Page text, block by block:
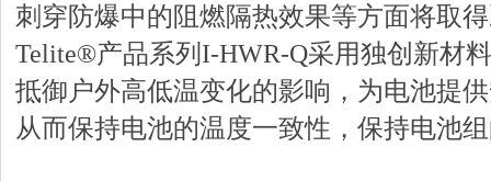
刺穿防爆中的阻燃隔热效果等方面将取
Telite®产品系列I-HWR-Q采用独创新材
抵御户外高低温变化的影响，为电池提
从而保持电池的温度一致性，保持电池